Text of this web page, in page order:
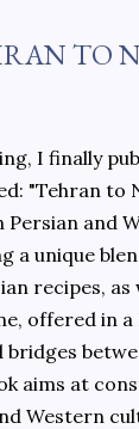
TO
I finally
"Tehran to
Persian and
a unique
recipes, as
offered in a
aims at
Western